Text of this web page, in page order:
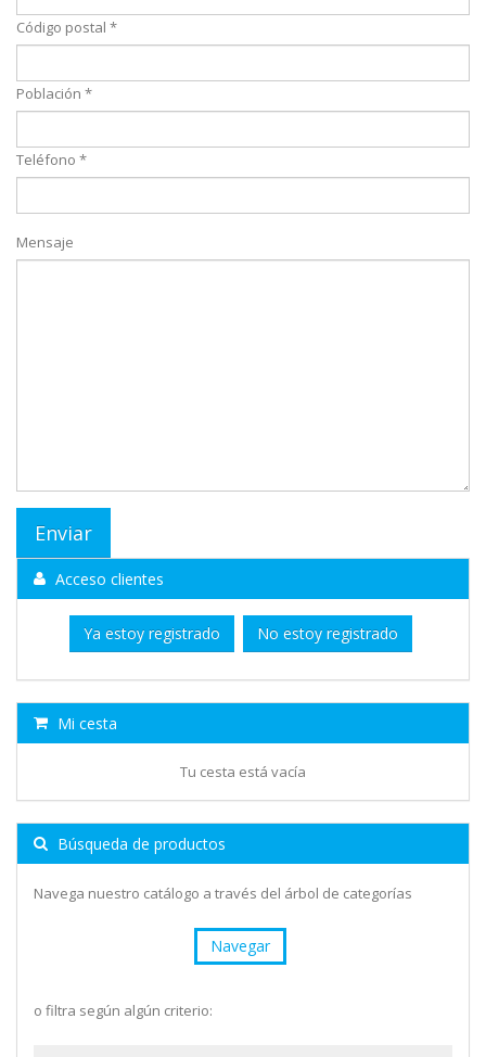
Código postal *
Población *
Teléfono *
Mensaje
Acceso clientes
Ya estoy registrado No estoy registrado
Mi cesta
Tu cesta está vacía
Búsqueda de productos
Navega nuestro catálogo a través del árbol de categorías
Navegar
o filtra según algún criterio: